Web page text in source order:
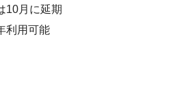
10月に延期
利用可能